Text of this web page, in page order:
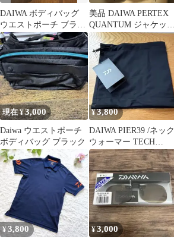
DAIWA ボディバッグ
ウエストポーチ ブラッ
ク イエロー
美品 DAIWA PERTEX
QUANTUM ジャケット
ブラック L
現在 ¥3,000
Daiwa ウエストポーチ
ボディバッグ ブラック
¥3,800
DAIWA PIER39 /ネック
ウォーマー TECH
FLEX
¥3,800 ¥3,000